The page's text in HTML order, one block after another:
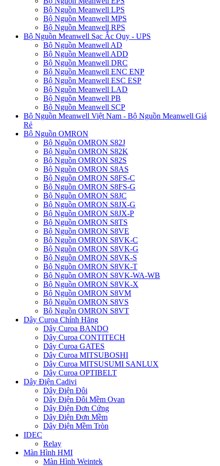
Bộ Nguồn Meanwell LPS
Bộ Nguồn Meanwell MPS
Bộ Nguồn Meanwell RPS
Bộ Nguồn Meanwell Sạc Ắc Quy - UPS
Bộ Nguồn Meanwell AD
Bộ Nguồn Meanwell ADD
Bộ Nguồn Meanwell DRC
Bộ Nguồn Meanwell ENC ENP
Bộ Nguồn Meanwell ESC ESP
Bộ Nguồn Meanwell LAD
Bộ Nguồn Meanwell PB
Bộ Nguồn Meanwell SCP
Bộ Nguồn Meanwell Việt Nam - Bộ Nguồn Meanwell Giá
Rẻ
Bộ Nguồn OMRON
Bộ Nguồn OMRON S82J
Bộ Nguồn OMRON S82K
Bộ Nguồn OMRON S82S
Bộ Nguồn OMRON S8AS
Bộ Nguồn OMRON S8FS-C
Bộ Nguồn OMRON S8FS-G
Bộ Nguồn OMRON S8JC
Bộ Nguồn OMRON S8JX-G
Bộ Nguồn OMRON S8JX-P
Bộ Nguồn OMRON S8TS
Bộ Nguồn OMRON S8VE
Bộ Nguồn OMRON S8VK-C
Bộ Nguồn OMRON S8VK-G
Bộ Nguồn OMRON S8VK-S
Bộ Nguồn OMRON S8VK-T
Bộ Nguồn OMRON S8VK-WA-WB
Bộ Nguồn OMRON S8VK-X
Bộ Nguồn OMRON S8VM
Bộ Nguồn OMRON S8VS
Bộ Nguồn OMRON S8VT
Dây Curoa Chính Hãng
Dây Curoa BANDO
Dây Curoa CONTITECH
Dây Curoa GATES
Dây Curoa MITSUBOSHI
Dây Curoa MITSUSUMI SANLUX
Dây Curoa OPTIBELT
Dây Điện Cadivi
Dây Điện Đôi
Dây Điện Đôi Mềm Ovan
Dây Điện Đơn Cứng
Dây Điện Đơn Mềm
Dây Điện Mềm Tròn
IDEC
Relay
Màn Hình HMI
Màn Hình Weintek